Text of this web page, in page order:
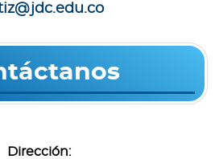
Dirección: